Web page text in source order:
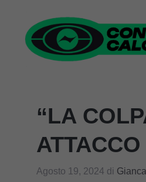
contenuto
“LA
Agosto 19, 2024 di